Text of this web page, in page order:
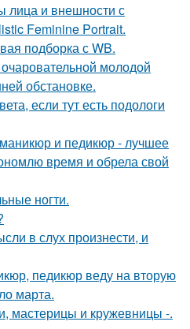
лица и внешности с
Feminine Portrait.
подборка с WB.
молодой
обстановке.
если тут есть подологи
и педикюр - лучшее
время и обрела свой
ногти.
в слух произнести, и
педикюр веду на вторую
марта.
мастерицы и кружевницы -.